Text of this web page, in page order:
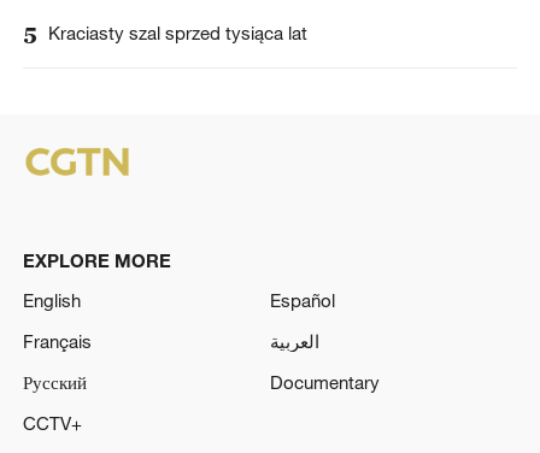
5 Kraciasty szal sprzed tysiąca lat
EXPLORE MORE
English
Español
Français
العربية
Русский
Documentary
CCTV+